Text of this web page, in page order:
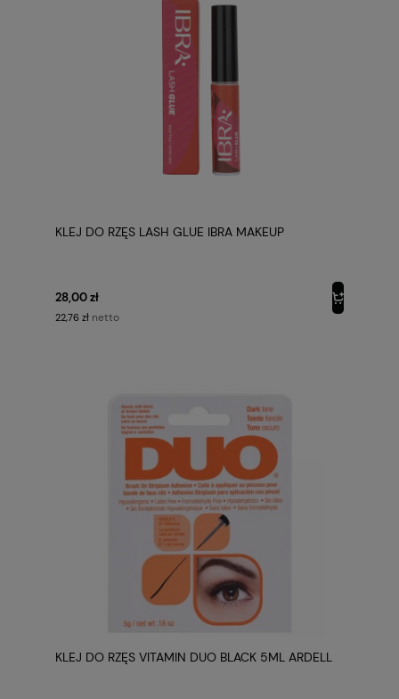
KLEJ DO RZĘS LASH GLUE IBRA MAKEUP
28,00 zł
22,76 zł netto
KLEJ DO RZĘS VITAMIN DUO BLACK 5ML ARDELL